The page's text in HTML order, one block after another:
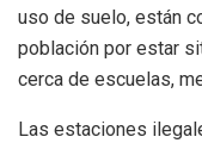
uso de suelo, están
población por estar
cerca de escuelas,
Las estaciones